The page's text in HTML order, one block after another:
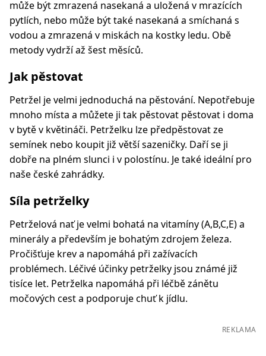
může být zmrazená nasekaná a uložená v mrazících
pytlích, nebo může být také nasekaná a smíchaná s
vodou a zmrazená v miskách na kostky ledu. Obě
metody vydrží až šest měsíců.
Jak pěstovat
Petržel je velmi jednoduchá na pěstování. Nepotřebuje
mnoho místa a můžete ji tak pěstovat pěstovat i doma
v bytě v květináči. Petrželku lze předpěstovat ze
semínek nebo koupit již větší sazeničky. Daří se ji
dobře na plném slunci i v polostínu. Je také ideální pro
naše české zahrádky.
Síla petrželky
Petrželová nať je velmi bohatá na vitamíny (A,B,C,E) a
minerály a především je bohatým zdrojem železa.
Pročišťuje krev a napomáhá při zažívacích
problémech. Léčivé účinky petrželky jsou známé již
tisíce let. Petrželka napomáhá při léčbě zánětu
močových cest a podporuje chuť k jídlu.
REKLAMA